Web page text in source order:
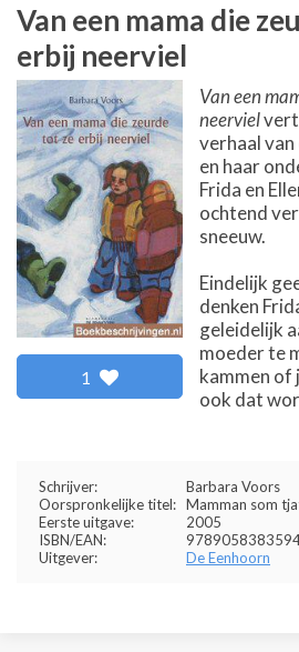
Van een mama die
erbij neerviel
1
Van een
neerviel
verhaal
en haar
Frida en
ochtend
sneeuw.
Eindelijk
denken
geleidelijk
moeder te
kammen of
ook dat
Schrijver:
Barbara Voors
Oorspronkelijke titel: Mamman som
Eerste uitgave:
2005
ISBN/EAN:
Uitgever:
De Eenhoorn